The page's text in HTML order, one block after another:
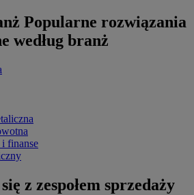
Popularne rozwiązania
według branż
finanse
z zespołem sprzedaży